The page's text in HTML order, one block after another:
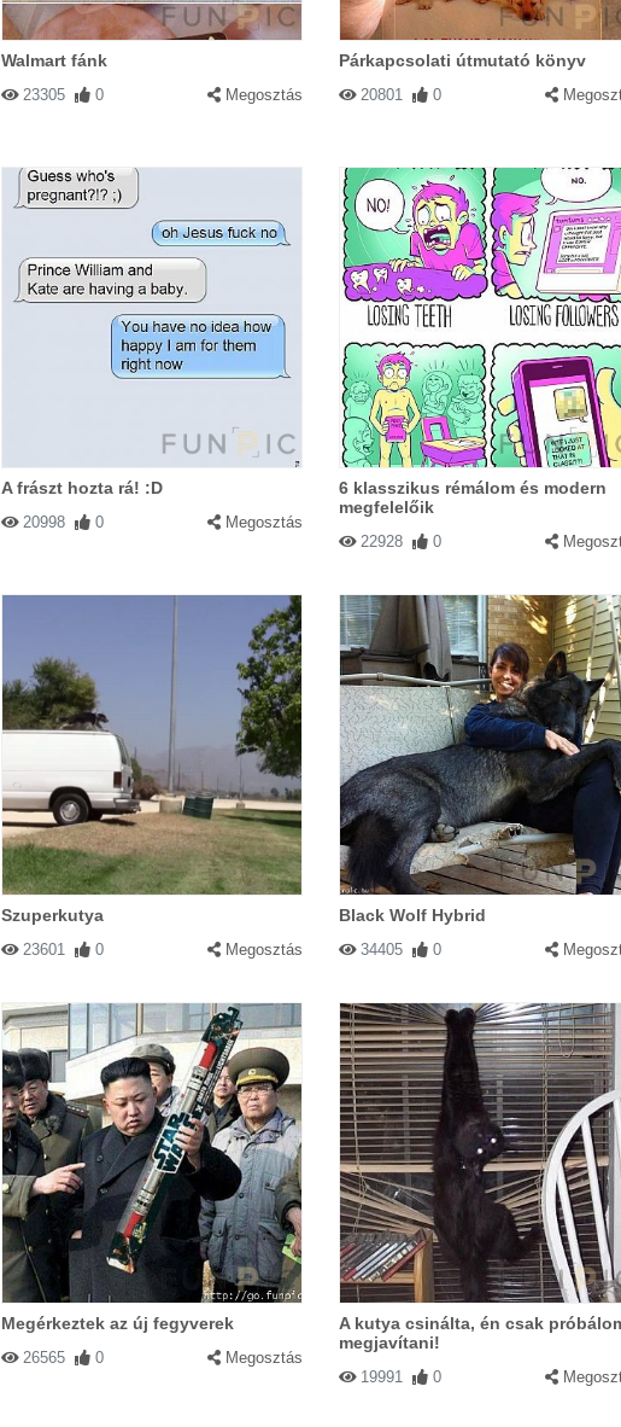
Walmart fánk
23305 0 Megosztás
Párkapcsolati útmutató könyv
20801 0
A frászt hozta rá! :D
20998 0 Megosztás
6 klasszikus rémálom és modern
megfelelőik
22928 0
Szuperkutya
23601 0 Megosztás
Black Wolf Hybrid
34405 0
Megérkeztek az új fegyverek
26565 0 Megosztás
A kutya csinálta, én csak
megjavítani!
19991 0